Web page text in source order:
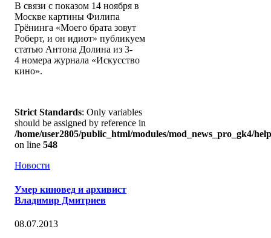
В связи с показом 14 ноября в
Москве картины Филипа
Грёнинга «Моего брата зовут
Роберт, и он идиот» публикуем
статью Антона Долина из 3-
4 номера журнала «Искусство
кино».
Strict Standards: Only variables
should be assigned by reference in
/home/user2805/public_html/modules/mod_news_pro_gk4/
on line 548
Новости
Умер киновед и архивист
Владимир Дмитриев
08.07.2013